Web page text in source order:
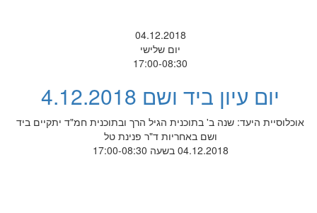
04.12.2018
יום שלישי
17:00-08:30
יום עיון ביד ושם 4.12.2018
אוכלוסיית היעד: שנה ב' בתוכנית הגיל הרך ובתוכנית חמ"ד יתקיים ביד
ושם באחריות ד"ר פנינת טל
04.12.2018 בשעה 17:00-08:30